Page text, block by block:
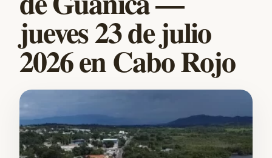
jueves 23 de julio
2026 en Cabo Rojo